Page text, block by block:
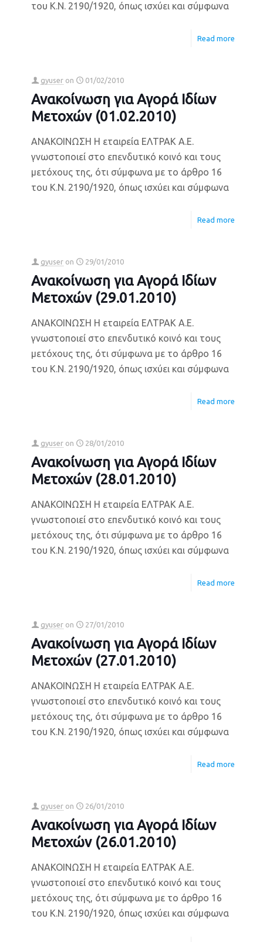
του Κ.Ν. 2190/1920, όπως ισχύει και σύμφωνα
Read more
gyuser on 01/02/2010
Ανακοίνωση για Αγορά Ιδίων
Μετοχών (01.02.2010)
ΑΝΑΚΟΙΝΩΣΗ Η εταιρεία ΕΛΤΡΑΚ Α.Ε.
γνωστοποιεί στο επενδυτικό κοινό και τους
μετόχους της, ότι σύμφωνα με το άρθρο 16
του Κ.Ν. 2190/1920, όπως ισχύει και σύμφωνα
Read more
gyuser on 29/01/2010
Ανακοίνωση για Αγορά Ιδίων
Μετοχών (29.01.2010)
ΑΝΑΚΟΙΝΩΣΗ Η εταιρεία ΕΛΤΡΑΚ Α.Ε.
γνωστοποιεί στο επενδυτικό κοινό και τους
μετόχους της, ότι σύμφωνα με το άρθρο 16
του Κ.Ν. 2190/1920, όπως ισχύει και σύμφωνα
Read more
gyuser on 28/01/2010
Ανακοίνωση για Αγορά Ιδίων
Μετοχών (28.01.2010)
ΑΝΑΚΟΙΝΩΣΗ Η εταιρεία ΕΛΤΡΑΚ Α.Ε.
γνωστοποιεί στο επενδυτικό κοινό και τους
μετόχους της, ότι σύμφωνα με το άρθρο 16
του Κ.Ν. 2190/1920, όπως ισχύει και σύμφωνα
Read more
gyuser on 27/01/2010
Ανακοίνωση για Αγορά Ιδίων
Μετοχών (27.01.2010)
ΑΝΑΚΟΙΝΩΣΗ Η εταιρεία ΕΛΤΡΑΚ Α.Ε.
γνωστοποιεί στο επενδυτικό κοινό και τους
μετόχους της, ότι σύμφωνα με το άρθρο 16
του Κ.Ν. 2190/1920, όπως ισχύει και σύμφωνα
Read more
gyuser on 26/01/2010
Ανακοίνωση για Αγορά Ιδίων
Μετοχών (26.01.2010)
ΑΝΑΚΟΙΝΩΣΗ Η εταιρεία ΕΛΤΡΑΚ Α.Ε.
γνωστοποιεί στο επενδυτικό κοινό και τους
μετόχους της, ότι σύμφωνα με το άρθρο 16
του Κ.Ν. 2190/1920, όπως ισχύει και σύμφωνα